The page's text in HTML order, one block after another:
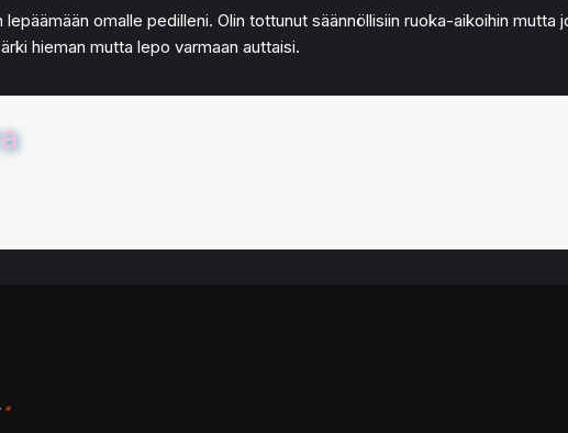
omalle pedilleni. Olin tottunut säännöllisiin ruoka-aikoihin
hieman mutta lepo varmaan auttaisi.
*